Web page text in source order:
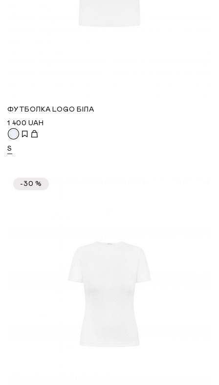
ФУТБОЛКА LOGO БІЛА
1 400 UAH
S
-30 %